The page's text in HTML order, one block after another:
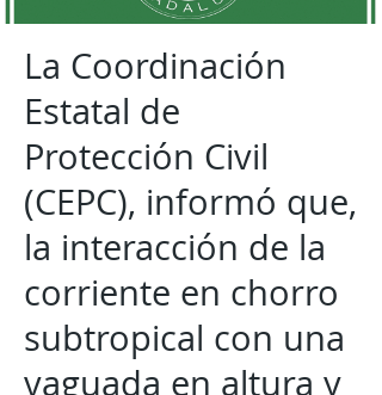
La Coordinación
Estatal de
Protección Civil
(CEPC), informó que,
la interacción de la
corriente en chorro
subtropical con una
vaguada en altura y